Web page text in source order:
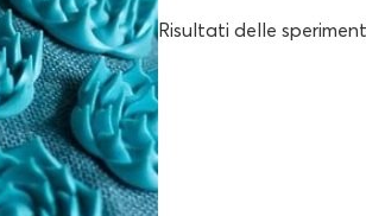
Risultati delle